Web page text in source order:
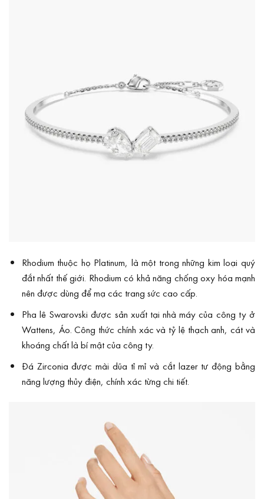
Rhodium thuộc họ Platinum, là một trong những kim loại quý
đắt nhất thế giới. Rhodium có khả năng chống oxy hóa mạnh
nên được dùng để mạ các trang sức cao cấp.
Pha lê Swarovski được sản xuất tại nhà máy của công ty ở
Wattens, Áo. Công thức chính xác và tỷ lệ thạch anh, cát và
khoáng chất là bí mật của công ty.
Đá Zirconia được mài dũa tỉ mỉ và cắt lazer tư động bằng
năng lượng thủy điện, chính xác từng chi tiết.